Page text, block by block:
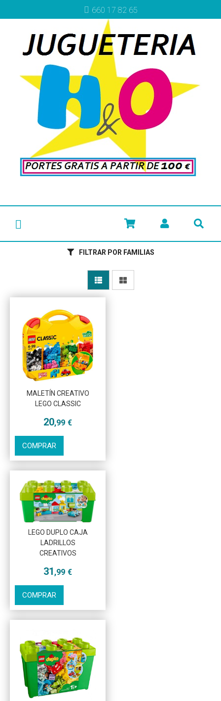
660 17 82 65
FILTRAR POR FAMILIAS
MALETÍN CREATIVO
LEGO CLASSIC
20,99 €
COMPRAR
LEGO DUPLO CAJA
LADRILLOS
CREATIVOS
31 ,99 €
COMPRAR
Más info
Más info
Más info